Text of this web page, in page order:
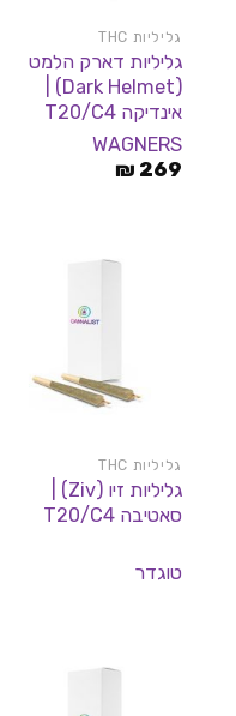
גליליות THC
גליליות דארק הלמט
(Dark Helmet) |
אינדיקה T20/C4
WAGNERS
269
₪
גליליות THC
גליליות זיו (Ziv) |
סאטיבה T20/C4
טוגדר